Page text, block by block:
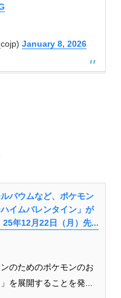
January 8, 2026
バウムなど、ポケモン
イムバレンタイン」が
年12月22日（月）先...
のためのポケモンのお
を展開することを発...